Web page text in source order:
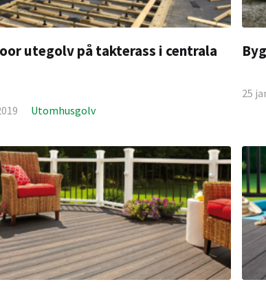
utegolv på takterass i centrala
Utomhusgolv
25